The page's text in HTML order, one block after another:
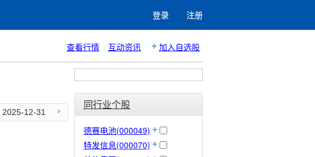
登录 注册
查看行情 互动资讯 加入自选股
2025-12-31
同行业个股
德赛电池(000049)
特发信息(000070)